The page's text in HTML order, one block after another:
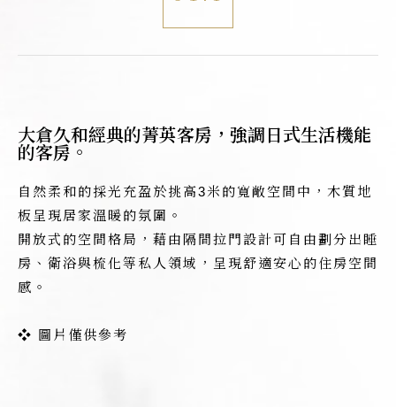
大倉久和經典的菁英客房，強調日式生活機能
的客房。
自然柔和的採光充盈於挑高3米的寬敞空間中，木質地
板呈現居家溫暖的氛圍。
開放式的空間格局，藉由隔間拉門設計可自由劃分出睡
房、衛浴與梳化等私人領域，呈現舒適安心的住房空間
感。
❖ 圖片僅供參考